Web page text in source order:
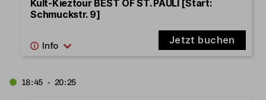
Kult-Kieztour BEST OF ST. PAULI [Start:
Schmuckstr. 9]
Jetzt buchen
18:45 - 20:25